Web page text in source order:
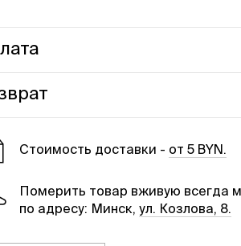
или картой.
Cтоимость доставки - от 5 BYN.
Померить товар вживую всегда
по адресу: Минск, ул. Козлова, 8.